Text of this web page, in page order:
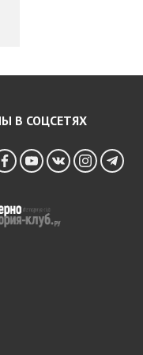
В СОЦСЕТЯХ